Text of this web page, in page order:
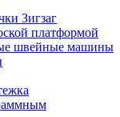
Зигзаг
платформой
швейные машины